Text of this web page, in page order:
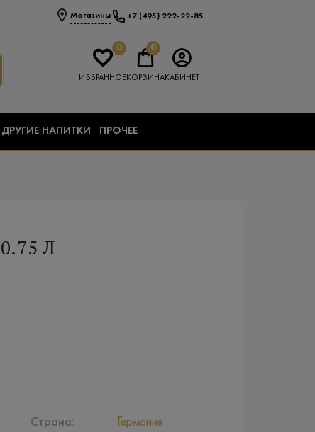
Магазины +7 (495) 222-22-85
0
ИЗБРАННОЕ
0
КОРЗИНАКАБИНЕТ
ДРУГИЕ НАПИТКИ ПРОЧЕЕ
Л
Страна: Германия